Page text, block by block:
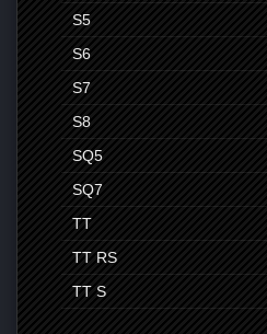
S5
S6
S7
S8
SQ5
SQ7
TT
TT RS
TT S